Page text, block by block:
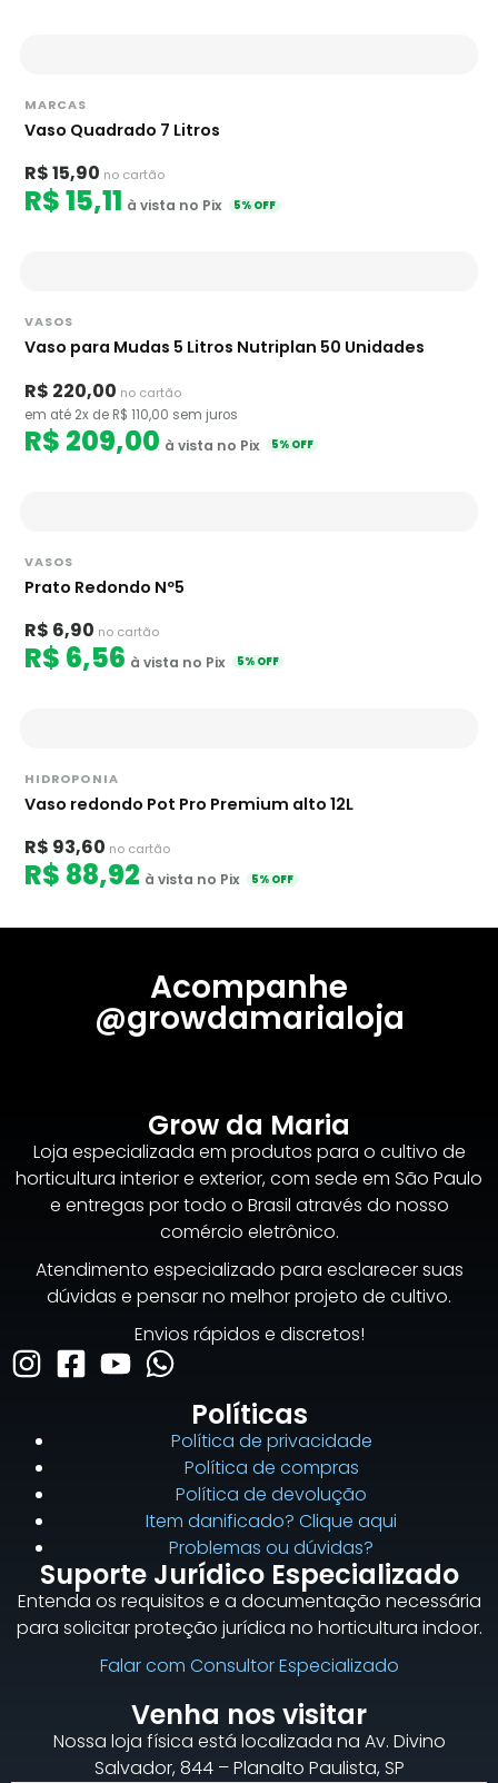
MARCAS
Vaso Quadrado 7 Litros
R$ 15,90 no cartão
R$ 15,11 à vista no Pix 5% OFF
VASOS
Vaso para Mudas 5 Litros Nutriplan 50 Unidades
R$ 220,00 no cartão
em até 2x de R$ 110,00 sem juros
R$ 209,00 à vista no Pix 5% OFF
VASOS
Prato Redondo Nº5
R$ 6,90 no cartão
R$ 6,56 à vista no Pix 5% OFF
HIDROPONIA
Vaso redondo Pot Pro Premium alto 12L
R$ 93,60 no cartão
R$ 88,92 à vista no Pix 5% OFF
Acompanhe
@growdamarialoja
Grow da Maria
Loja especializada em produtos para o cultivo de
horticultura interior e exterior, com sede em São Paulo
e entregas por todo o Brasil através do nosso
comércio eletrônico.
Atendimento especializado para esclarecer suas
dúvidas e pensar no melhor projeto de cultivo.
Envios rápidos e discretos!
Políticas
Política de privacidade
Política de compras
Política de devolução
Item danificado? Clique aqui
Problemas ou dúvidas?
Suporte Jurídico Especializado
Entenda os requisitos e a documentação necessária
para solicitar proteção jurídica no horticultura indoor.
Falar com Consultor Especializado
Venha nos visitar
Nossa loja física está localizada na Av. Divino
Salvador, 844 – Planalto Paulista, SP